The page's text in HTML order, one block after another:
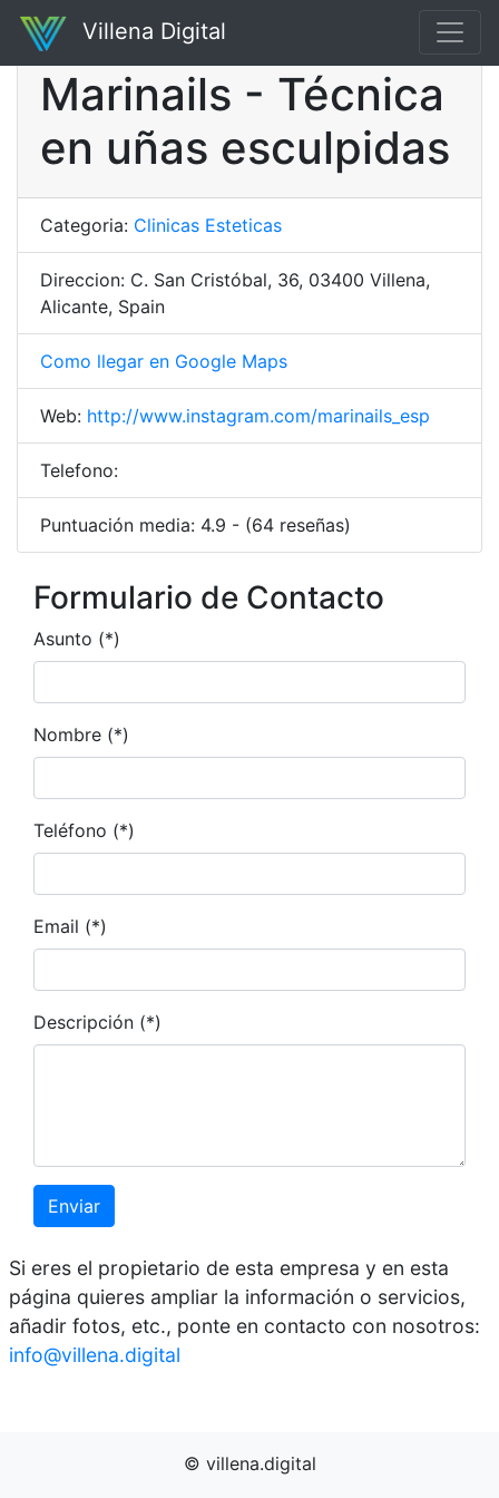
Villena Digital
Marinails - Técnica
en uñas esculpidas
Categoria: Clinicas Esteticas
Direccion: C. San Cristóbal, 36, 03400 Villena,
Alicante, Spain
Como llegar en Google Maps
Web: http://www.instagram.com/marinails_esp
Telefono:
Puntuación media: 4.9 - (64 reseñas)
Formulario de Contacto
Asunto (*)
Nombre (*)
Teléfono (*)
Email (*)
Descripción (*)
Enviar
Si eres el propietario de esta empresa y en esta
página quieres ampliar la información o servicios,
añadir fotos, etc., ponte en contacto con nosotros:
info@villena.digital
© villena.digital